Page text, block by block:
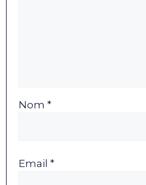
Nom *
Email *